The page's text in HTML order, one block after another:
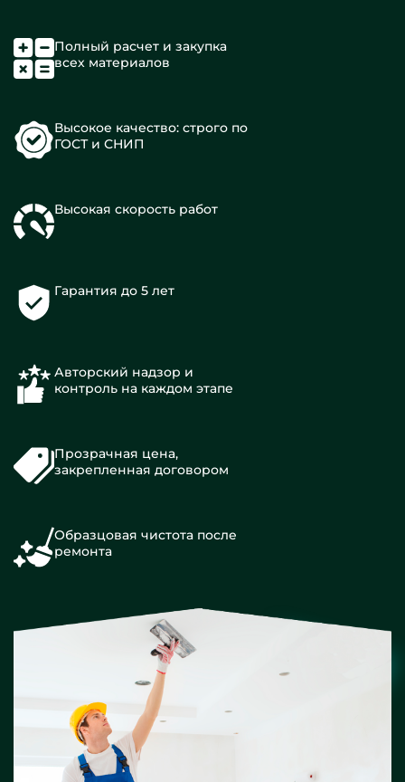
Полный расчет и закупка
всех материалов
Высокое качество: строго по
ГОСТ и СНИП
Высокая скорость работ
Гарантия до 5 лет
Авторский надзор и
контроль на каждом этапе
Прозрачная цена,
закрепленная договором
Образцовая чистота после
ремонта